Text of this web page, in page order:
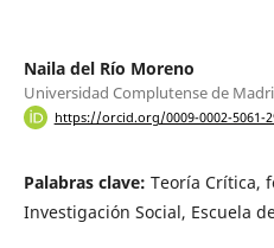
Naila del Río Moreno
Universidad Complutense de
https://orcid.org/0009-0002-5061-
Palabras clave: Teoría Crítica,
Investigación Social, Escuela